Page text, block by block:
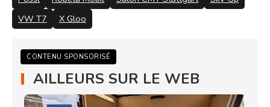
VW T7
X Gloo
CONTENU SPONSORISÉ
AILLEURS SUR LE WEB